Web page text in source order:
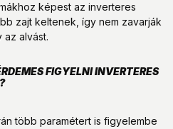
képest az inverteres
zajt keltenek, így nem zavarják
az alvást.
FIGYELNI INVERTERES
több paramétert is figyelembe